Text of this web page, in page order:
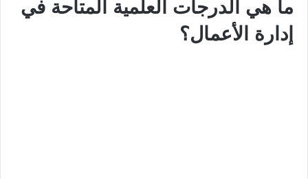
ما هي الدرجات العلمية المتاحة في
إدارة الأعمال؟